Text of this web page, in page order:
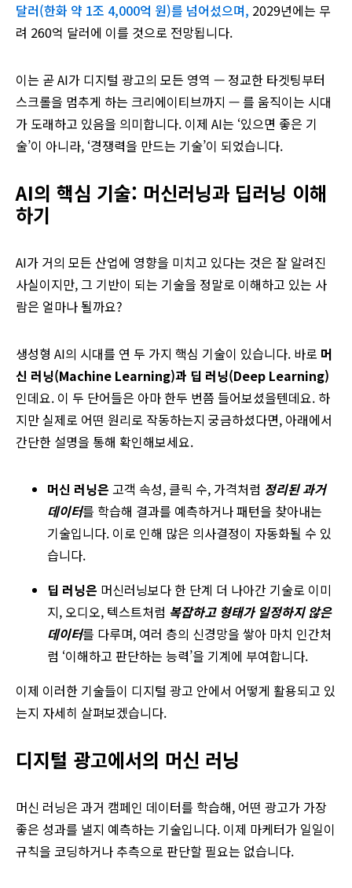
달러(한화 약 1조 4,000억 원)를 넘어섰으며, 2029년에는 무
려 260억 달러에 이를 것으로 전망됩니다.
이는 곧 AI가 디지털 광고의 모든 영역 — 정교한 타겟팅부터
스크롤을 멈추게 하는 크리에이티브까지 — 를 움직이는 시대
가 도래하고 있음을 의미합니다. 이제 AI는 ‘있으면 좋은 기
술’이 아니라, ‘경쟁력을 만드는 기술’이 되었습니다.
AI의 핵심 기술: 머신러닝과 딥러닝 이해
하기
AI가 거의 모든 산업에 영향을 미치고 있다는 것은 잘 알려진
사실이지만, 그 기반이 되는 기술을 정말로 이해하고 있는 사
람은 얼마나 될까요?
생성형 AI의 시대를 연 두 가지 핵심 기술이 있습니다. 바로 머
신 러닝(Machine Learning)과 딥 러닝(Deep Learning)
인데요. 이 두 단어들은 아마 한두 번쯤 들어보셨을텐데요. 하
지만 실제로 어떤 원리로 작동하는지 궁금하셨다면, 아래에서
간단한 설명을 통해 확인해보세요.
머신 러닝은 고객 속성, 클릭 수, 가격처럼 정리된 과거
데이터를 학습해 결과를 예측하거나 패턴을 찾아내는
기술입니다. 이로 인해 많은 의사결정이 자동화될 수 있
습니다.
딥 러닝은 머신러닝보다 한 단계 더 나아간 기술로 이미
지, 오디오, 텍스트처럼 복잡하고 형태가 일정하지 않은
데이터를 다루며, 여러 층의 신경망을 쌓아 마치 인간처
럼 ‘이해하고 판단하는 능력’을 기계에 부여합니다.
이제 이러한 기술들이 디지털 광고 안에서 어떻게 활용되고 있
는지 자세히 살펴보겠습니다.
디지털 광고에서의 머신 러닝
머신 러닝은 과거 캠페인 데이터를 학습해, 어떤 광고가 가장
좋은 성과를 낼지 예측하는 기술입니다. 이제 마케터가 일일이
규칙을 코딩하거나 추측으로 판단할 필요는 없습니다.